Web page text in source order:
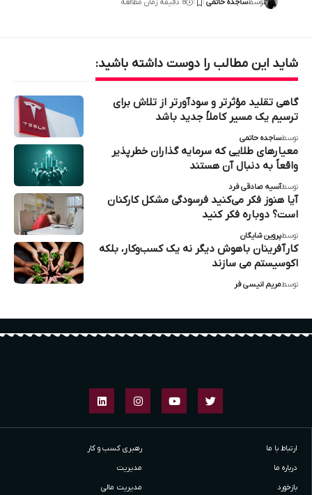
توسطساجده حاتمی 8 دقیقه زمان مطالعه
شاید این مطالب را دوست داشته باشید:
گاهی تقلید مؤثرتر و سودآورتر از تلاش برای
ترسیم یک مسیر کاملاً جدید باشد
توسطساجده حاتمی
معیارهای طلایی که سرمایه‌ گذاران خطرپذیر
واقعاً به دنبال آن هستند
توسطآسیه صادقی فرد
آیا هنوز فکر می‌کنید فرسودگی مشکل کارکنان
است؟ دوباره فکر کنید
توسطپروین شایگان
کارآفرینان باهوش دیگر نه یک کسب‌وکار، بلکه
اکوسیستم می سازند
توسطمریم انیسی فر
ارتباط با ما
درباره ما
بازخورد
رهبری کسب و کار
مدیریت
مدیریت مالی